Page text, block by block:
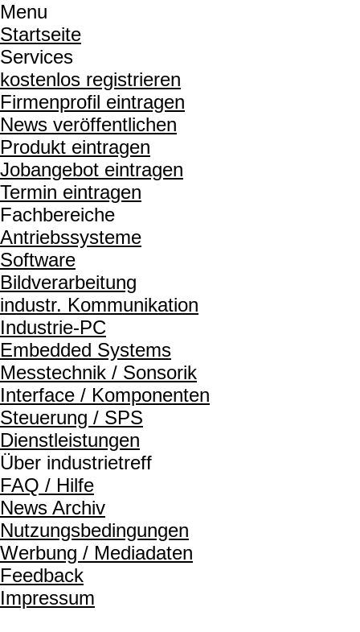
Menu
Startseite
Services
kostenlos registrieren
Firmenprofil eintragen
News veröffentlichen
Produkt eintragen
Jobangebot eintragen
Termin eintragen
Fachbereiche
Antriebssysteme
Software
Bildverarbeitung
industr. Kommunikation
Industrie-PC
Embedded Systems
Messtechnik / Sonsorik
Interface / Komponenten
Steuerung / SPS
Dienstleistungen
Über industrietreff
FAQ / Hilfe
News Archiv
Nutzungsbedingungen
Werbung / Mediadaten
Feedback
Impressum